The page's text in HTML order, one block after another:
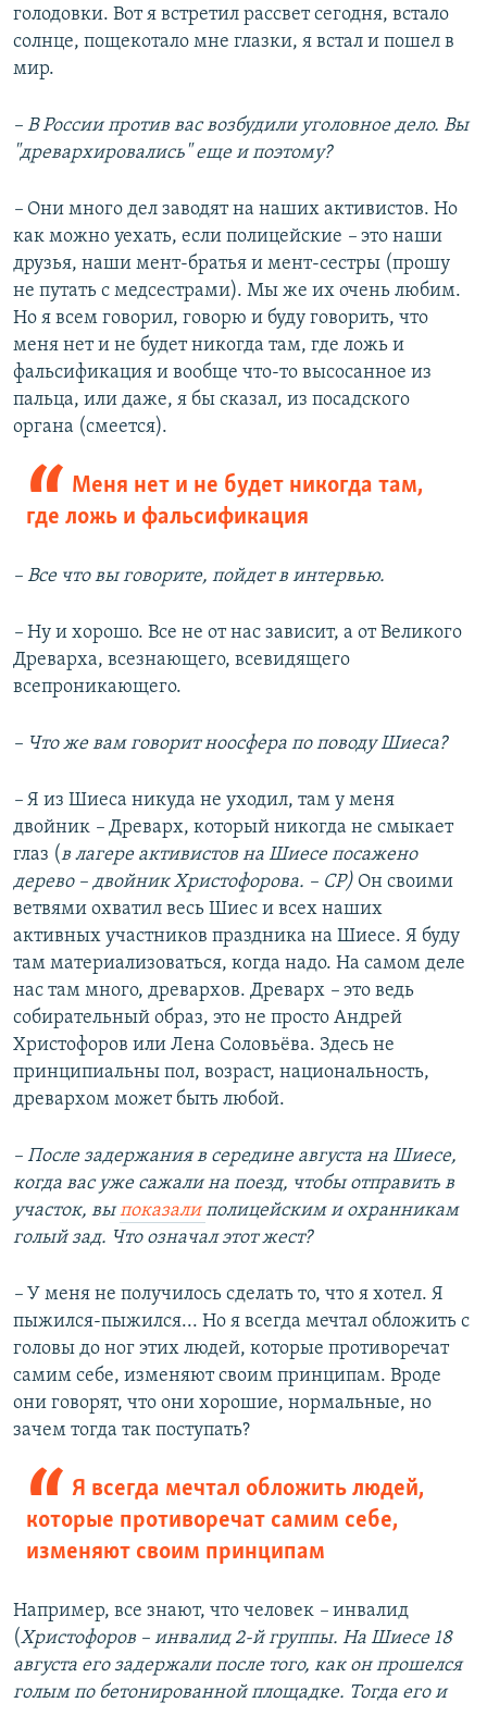
голодовки. Вот я встретил рассвет сегодня, встало
солнце, пощекотало мне глазки, я встал и пошел в
мир.
–​ В России против вас возбудили уголовное дело. Вы
"древархировались" еще и поэтому?
–​ Они много дел заводят на наших активистов. Но
как можно уехать, если полицейские – это наши
друзья, наши мент-братья и мент-сестры (прошу
не путать с медсестрами). Мы же их очень любим.
Но я всем говорил, говорю и буду говорить, что
меня нет и не будет никогда там, где ложь и
фальсификация и вообще что-то высосанное из
пальца, или даже, я бы сказал, из посадского
органа (смеется).
Меня нет и не будет никогда там,
где ложь и фальсификация
–​ Все что вы говорите, пойдет в интервью.
–​ Ну и хорошо. Все не от нас зависит, а от Великого
Древарха, всезнающего, всевидящего
всепроникающего.
–​ Что же вам говорит ноосфера по поводу Шиеса?
–​ Я из Шиеса никуда не уходил, там у меня
двойник –​ Древарх, который никогда не смыкает
глаз (в лагере активистов на Шиесе посажено
дерево – двойник Христофорова. – СР) Он своими
ветвями охватил весь Шиес и всех наших
активных участников праздника на Шиесе. Я буду
там материализоваться, когда надо. На самом деле
нас там много, древархов. Древарх –​ это ведь
собирательный образ, это не просто Андрей
Христофоров или Лена Соловьёва. Здесь не
принципиальны пол, возраст, национальность,
древархом может быть любой.
–​ После задержания в середине августа на Шиесе,
когда вас уже сажали на поезд, чтобы отправить в
участок, выпоказалиполицейским и охранникам
голый зад. Что означал этот жест?
–​ У меня не получилось сделать то, что я хотел. Я
пыжился-пыжился... Но я всегда мечтал обложить с
головы до ног этих людей, которые противоречат
самим себе, изменяют своим принципам. Вроде
они говорят, что они хорошие, нормальные, но
зачем тогда так поступать?
Я всегда мечтал обложить людей,
которые противоречат самим себе,
изменяют своим принципам
Например, все знают, что человек –​ инвалид
(Христофоров –​ инвалид 2-й группы. На Шиесе 18
августа его задержали после того, как он прошелся
голым по бетонированной площадке. Тогда его и